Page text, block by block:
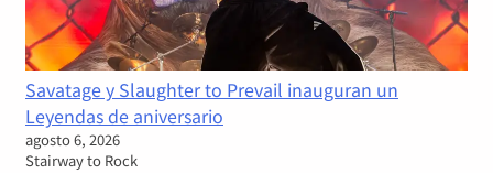
Savatage y Slaughter to Prevail inauguran un
Leyendas de aniversario
agosto 6, 2026
Stairway to Rock